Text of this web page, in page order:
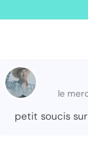
le
petit soucis sur